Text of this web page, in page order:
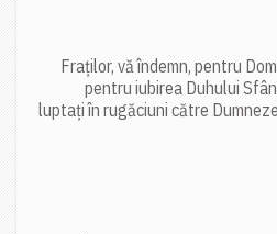
Fraților, vă îndemn, pentru
pentru iubirea Duhului
luptați în rugăciuni către